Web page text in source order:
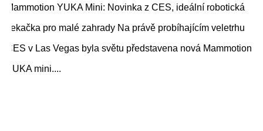
Mammotion YUKA Mini: Novinka z CES, ideální robotická
sekačka pro malé zahrady Na právě probíhajícím veletrhu
CES v Las Vegas byla světu představena nová Mammotion
YUKA mini....